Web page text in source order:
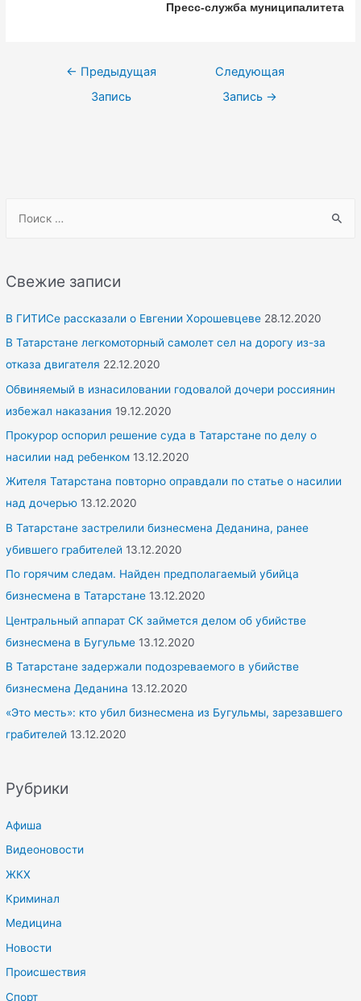
r
h
f
o
r
Свежие записи
В ГИТИСе рассказали о Евгении Хорошевцеве 28.12.2020
В Татарстане легкомоторный самолет сел на дорогу из-за
отказа двигателя 22.12.2020
Обвиняемый в изнасиловании годовалой дочери россиянин
избежал наказания 19.12.2020
Прокурор оспорил решение суда в Татарстане по делу о
насилии над ребенком 13.12.2020
Жителя Татарстана повторно оправдали по статье о насилии
над дочерью 13.12.2020
В Татарстане застрелили бизнесмена Деданина, ранее
убившего грабителей 13.12.2020
По горячим следам. Найден предполагаемый убийца
бизнесмена в Татарстане 13.12.2020
Центральный аппарат СК займется делом об убийстве
бизнесмена в Бугульме 13.12.2020
В Татарстане задержали подозреваемого в убийстве
бизнесмена Деданина 13.12.2020
«Это месть»: кто убил бизнесмена из Бугульмы, зарезавшего
грабителей 13.12.2020
Рубрики
Афиша
Видеоновости
ЖКХ
Криминал
Медицина
Новости
Происшествия
Спорт
Пресс-служба муниципалитета
Навигация
← Предыдущая
Запись
Следующая
Запись →